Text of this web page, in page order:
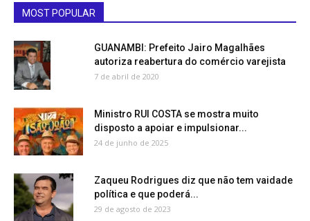
MOST POPULAR
GUANAMBI: Prefeito Jairo Magalhães
autoriza reabertura do comércio varejista
7 de abril de 2020
Ministro RUI COSTA se mostra muito
disposto a apoiar e impulsionar...
24 de junho de 2025
Zaqueu Rodrigues diz que não tem vaidade
política e que poderá...
29 de agosto de 2023